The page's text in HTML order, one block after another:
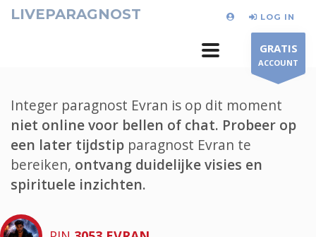
LIVEPARAGNOST LOG IN
GRATIS
ACCOUNT
Integer paragnost Evran is op dit moment
niet online voor bellen of chat. Probeer op
een later tijdstip paragnost Evran te
bereiken, ontvang duidelijke visies en
spirituele inzichten.